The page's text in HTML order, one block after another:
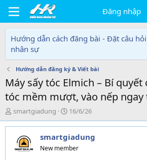
Đăng nhập
Hướng dẫn cách đăng bài - Đặt câu
nhân sự
Hướng dẫn đăng ký & Viết bài
Máy sấy tóc Elmich – Bí
tóc mềm mượt, vào nếp ngay
T
h
r
a
smartgiadung
N
g
à
y
g
16/6/26
smartgiadung
New member